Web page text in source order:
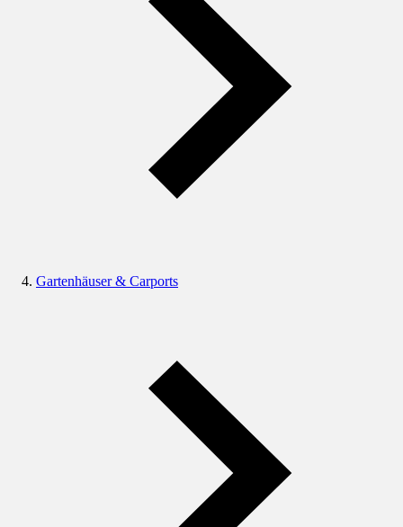
Gartenhäuser & Carports